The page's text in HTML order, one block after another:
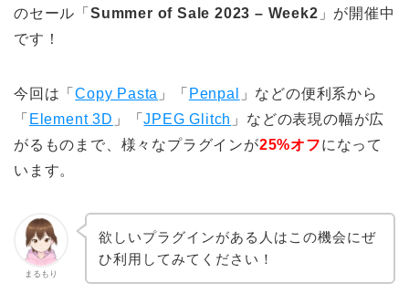
のセール「 Summer of Sale 2023 – Week2 」が開催中
です！
今回は「Copy Pasta 」「 Penpal
」などの便利系から
「 Element 3D 」「JPEG Glitch 」などの表現の幅が広
がるものまで、様々なプラグインが25%オフになって
います。
まるもり
欲しいプラグインがある人はこの機会にぜ
ひ利用してみてください！